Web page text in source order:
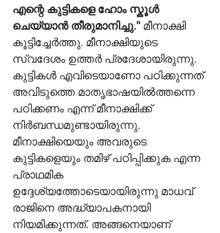
എന്റെ കുട്ടികളെ ഹോം സ്കൂൾ
ചെയ്യാൻ തീരുമാനിച്ചു." മീനാക്ഷി
കൂട്ടിച്ചേർത്തു. മീനാക്ഷിയുടെ
സ്വദേശം ഉത്തർ പ്രദേശായിരുന്നു.
കുട്ടികൾ എവിടെയാണോ പഠിക്കുന്നത്
അവിടുത്തെ മാതൃഭാഷയിൽത്തന്നെ
പഠിക്കണം എന്ന് മീനാക്ഷിക്ക്
നിർബന്ധമുണ്ടായിരുന്നു.
മീനാക്ഷിയെയും അവരുടെ
കുട്ടികളെയും തമിഴ് പഠിപ്പിക്കുക എന്ന
പ്രാഥമിക
ഉദ്ദേശ്യത്തോടെയായിരുന്നു മാധവ്
രാജിനെ അദ്ധ്യാപകനായി
നിയമിക്കുന്നത്. അങ്ങനെയാണ്